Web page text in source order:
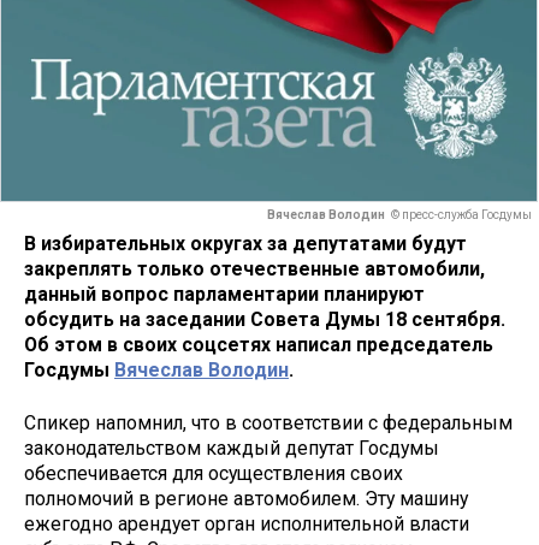
Вячеслав Володин © пресс-служба Госдумы
В избирательных округах за депутатами будут
закреплять только отечественные автомобили,
данный вопрос парламентарии планируют
обсудить на заседании Совета Думы 18 сентября.
Об этом в своих соцсетях написал председатель
Госдумы Вячеслав Володин.
Спикер напомнил, что в соответствии с федеральным
законодательством каждый депутат Госдумы
обеспечивается для осуществления своих
полномочий в регионе автомобилем. Эту машину
ежегодно арендует орган исполнительной власти